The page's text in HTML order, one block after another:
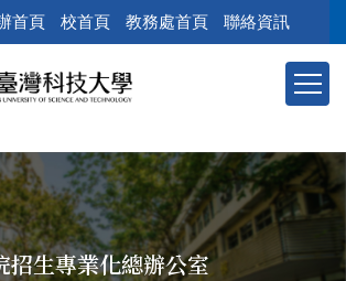
首頁 校首頁 教務處首頁 聯絡資訊
招生專業化總辦公室